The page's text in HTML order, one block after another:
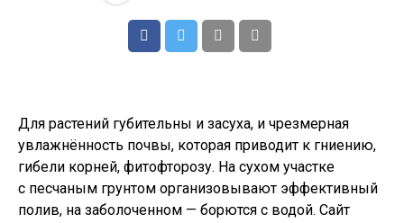
Для растений губительны и засуха, и чрезмерная
увлажнённость почвы, которая приводит к гниению,
гибели корней, фитофторозу. На сухом участке
с песчаным грунтом организовывают эффективный
полив, на заболоченном — борются с водой. Сайт